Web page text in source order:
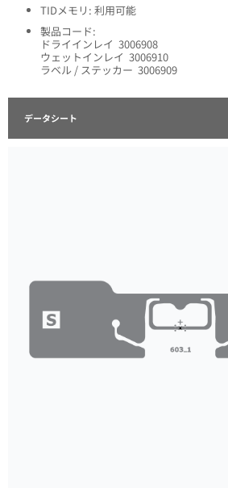
TIDメモリ: 利用可能
製品コード:
ドライインレイ 3006908
ウェットインレイ 3006910
ラベル / ステッカー 3006909
データシート